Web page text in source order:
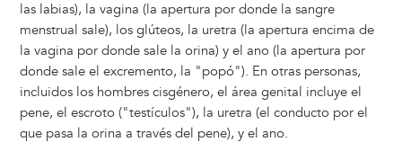
las labias), la vagina (la apertura por donde la sangre
menstrual sale), los glúteos, la uretra (la apertura encima de
la vagina por donde sale la orina) y el ano (la apertura por
donde sale el excremento, la "popó"). En otras personas,
incluidos los hombres cisgénero, el área genital incluye el
pene, el escroto ("testículos"), la uretra (el conducto por el
que pasa la orina a través del pene), y el ano.